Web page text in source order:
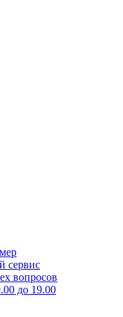
сервис
вопросов
до 19.00